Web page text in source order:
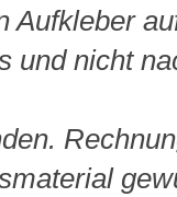
Aufkleber
und nicht